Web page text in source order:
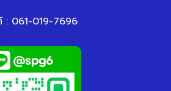
: 061-019-7696